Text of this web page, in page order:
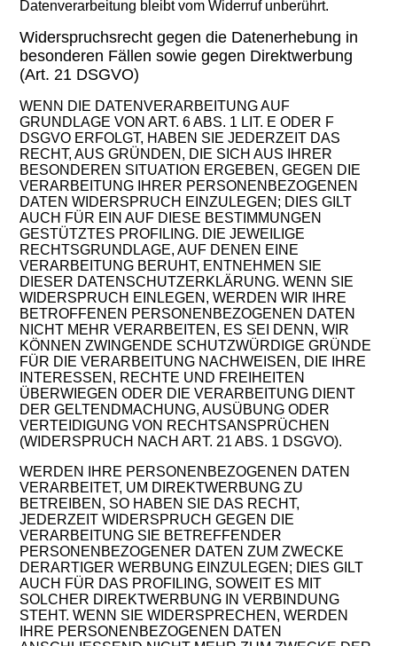
Datenverarbeitung bleibt vom Widerruf unberührt.
Widerspruchsrecht gegen die Datenerhebung in
besonderen Fällen sowie gegen Direktwerbung
(Art. 21 DSGVO)
WENN DIE DATENVERARBEITUNG AUF
GRUNDLAGE VON ART. 6 ABS. 1 LIT. E ODER F
DSGVO ERFOLGT, HABEN SIE JEDERZEIT DAS
RECHT, AUS GRÜNDEN, DIE SICH AUS IHRER
BESONDEREN SITUATION ERGEBEN, GEGEN DIE
VERARBEITUNG IHRER PERSONENBEZOGENEN
DATEN WIDERSPRUCH EINZULEGEN; DIES GILT
AUCH FÜR EIN AUF DIESE BESTIMMUNGEN
GESTÜTZTES PROFILING. DIE JEWEILIGE
RECHTSGRUNDLAGE, AUF DENEN EINE
VERARBEITUNG BERUHT, ENTNEHMEN SIE
DIESER DATENSCHUTZERKLÄRUNG. WENN SIE
WIDERSPRUCH EINLEGEN, WERDEN WIR IHRE
BETROFFENEN PERSONENBEZOGENEN DATEN
NICHT MEHR VERARBEITEN, ES SEI DENN, WIR
KÖNNEN ZWINGENDE SCHUTZWÜRDIGE GRÜNDE
FÜR DIE VERARBEITUNG NACHWEISEN, DIE IHRE
INTERESSEN, RECHTE UND FREIHEITEN
ÜBERWIEGEN ODER DIE VERARBEITUNG DIENT
DER GELTENDMACHUNG, AUSÜBUNG ODER
VERTEIDIGUNG VON RECHTSANSPRÜCHEN
(WIDERSPRUCH NACH ART. 21 ABS. 1 DSGVO).
WERDEN IHRE PERSONENBEZOGENEN DATEN
VERARBEITET, UM DIREKTWERBUNG ZU
BETREIBEN, SO HABEN SIE DAS RECHT,
JEDERZEIT WIDERSPRUCH GEGEN DIE
VERARBEITUNG SIE BETREFFENDER
PERSONENBEZOGENER DATEN ZUM ZWECKE
DERARTIGER WERBUNG EINZULEGEN; DIES GILT
AUCH FÜR DAS PROFILING, SOWEIT ES MIT
SOLCHER DIREKTWERBUNG IN VERBINDUNG
STEHT. WENN SIE WIDERSPRECHEN, WERDEN
IHRE PERSONENBEZOGENEN DATEN